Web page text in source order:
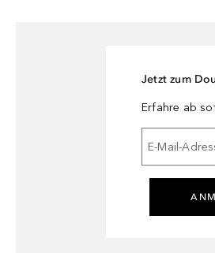
Jetzt zum
Erfahre ab
E-Mail-